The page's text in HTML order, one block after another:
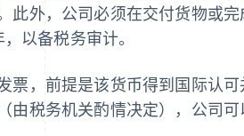
此外，公司必须在交付货物或
以备税务审计。
票，前提是该货币得到国际认
由税务机关酌情决定），公司